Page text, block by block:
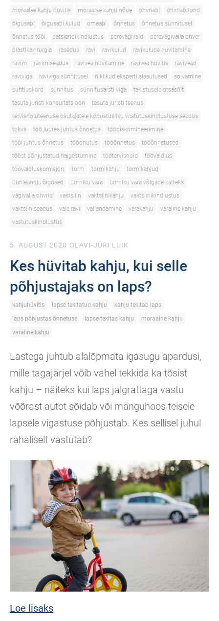
moraalse kahju hüvitis
moraalse kahju nõue ohvriabi
ohvriabifond
õigusabi
õigusabi kulud omaabi õnnetus
õnnetus sünnitusel
õnnetus tööl
patsiendikindlustus perevägivald
perevägivalla ohver
plastikakirurgia
rasedus ravi ravikulud
ravikulude hüvitamine
ravim
ravimiseadus ravivea hüvitamine ravivea hüvitis
ravivead
raviviga
raviviga sünnitusel riiklikud ekspertiisiasutused
solvamine
suhtluskord
sünnitus sünnitusarsti viga
takistusele otsasõit
tasuta juristi konsultatsioon
tasuta juristi teenus
tervishoiuteenuse osutajatele kohustusliku vastutuskindlustuse seadus
tokvs
töö juures juhtus õnnetus
töödiskrimineerimine
tööl juhtus õnnetus
tööohutus tööõnnetus
tööõnnetused
tööst põhjustatud haigestumine
töötervishoid
töövaidlus
töövaidluskomisjon
Torm tormikahju
tormikahjud
üürileandja õigused
üürniku vara
üürniku vara võlgade katteks
vägivalla ohvrid
vaktsiiin vaktsiinikahju
vaktsiinikindlustus
vaktsiiniseadus
vale ravi vallandamine varakahju
varaline kahju
vastutuskindlustus
5. AUGUST 2020 OLAVI-JÜRI LUIK
Kes hüvitab kahju, kui selle
põhjustajaks on laps?
kahjuhüvitis lapse tekitatud kahju
kahju tekitab laps
laps põhjustas õnnetuse
lapse tekitas kahju
moraalne kahju
varaline kahju
Lastega juhtub alalõpmata igasugu äpardusi,
mille tagajärjel võib vahel tekkida ka tõsist
kahju – näiteks kui laps jalgrattaga vastu
võõrast autot sõidab või mänguhoos teisele
lapsele vigastuse põhjustab. Kes sellisel juhul
rahaliselt vastutab?
Loe lisaks